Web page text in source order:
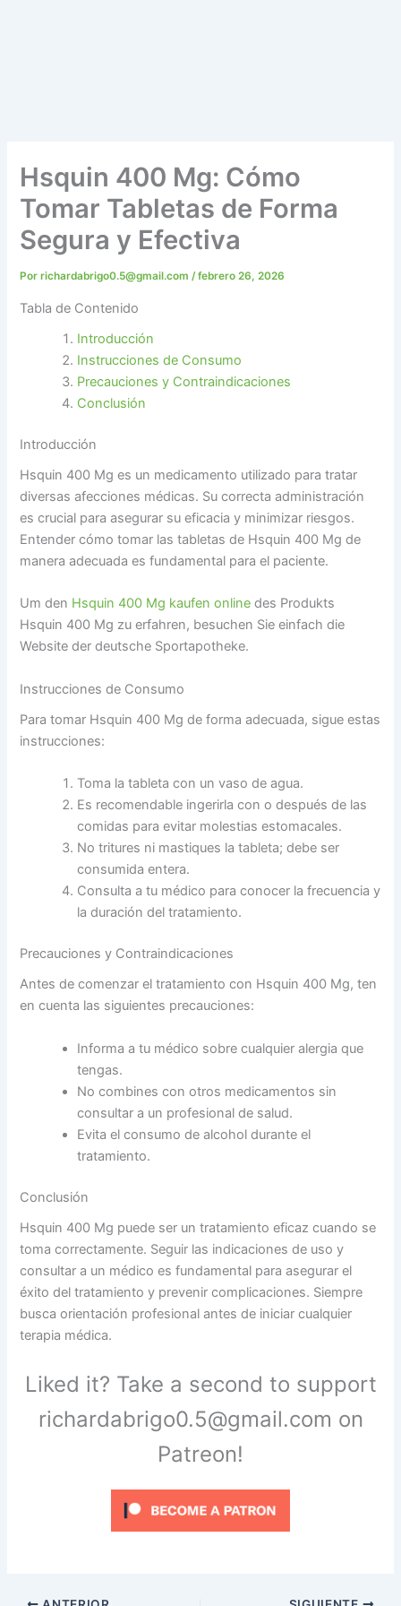
Hsquin 400 Mg: Cómo
Tomar Tabletas de Forma
Segura y Efectiva
Porrichardabrigo0.5@gmail.com/febrero 26, 2026
Tabla de Contenido
Introducción
Instrucciones de Consumo
Precauciones y Contraindicaciones
Conclusión
Introducción
Hsquin 400 Mg es un medicamento utilizado para tratar
diversas afecciones médicas. Su correcta administración
es crucial para asegurar su eficacia y minimizar riesgos.
Entender cómo tomar las tabletas de Hsquin 400 Mg de
manera adecuada es fundamental para el paciente.
Um den Hsquin 400 Mg kaufen online des Produkts
Hsquin 400 Mg zu erfahren, besuchen Sie einfach die
Website der deutsche Sportapotheke.
Instrucciones de Consumo
Para tomar Hsquin 400 Mg de forma adecuada, sigue estas
instrucciones:
Toma la tableta con un vaso de agua.
Es recomendable ingerirla con o después de las
comidas para evitar molestias estomacales.
No tritures ni mastiques la tableta; debe ser
consumida entera.
Consulta a tu médico para conocer la frecuencia y
la duración del tratamiento.
Precauciones y Contraindicaciones
Antes de comenzar el tratamiento con Hsquin 400 Mg, ten
en cuenta las siguientes precauciones:
Informa a tu médico sobre cualquier alergia que
tengas.
No combines con otros medicamentos sin
consultar a un profesional de salud.
Evita el consumo de alcohol durante el
tratamiento.
Conclusión
Hsquin 400 Mg puede ser un tratamiento eficaz cuando se
toma correctamente. Seguir las indicaciones de uso y
consultar a un médico es fundamental para asegurar el
éxito del tratamiento y prevenir complicaciones. Siempre
busca orientación profesional antes de iniciar cualquier
terapia médica.
Liked it? Take a second to support
richardabrigo0.5@gmail.com on
Patreon!